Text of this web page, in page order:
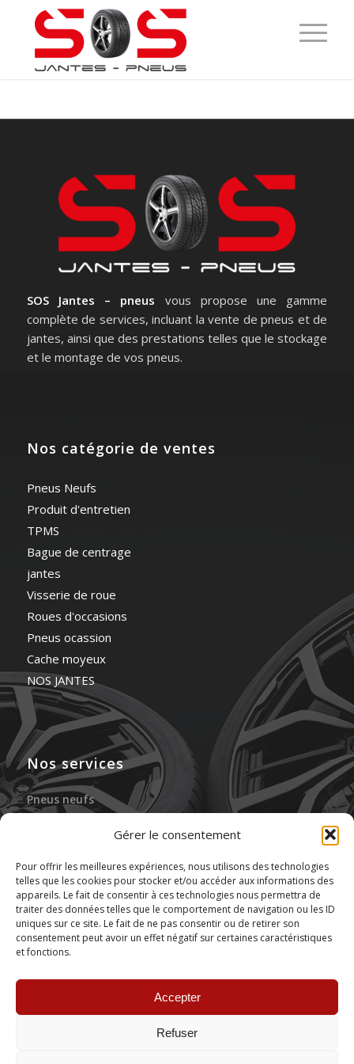
Gérer le consentement
Pour offrir les meilleures expériences, nous utilisons des technologies
telles que les cookies pour stocker et/ou accéder aux informations des
appareils. Le fait de consentir à ces technologies nous permettra de
traiter des données telles que le comportement de navigation ou les ID
uniques sur ce site. Le fait de ne pas consentir ou de retirer son
consentement peut avoir un effet négatif sur certaines caractéristiques
et fonctions.
Accepter
Refuser
SOS Jantes – pneus vous propose une gamme
complète de services, incluant la vente de pneus et de
jantes, ainsi que des prestations telles que le stockage
et le montage de vos pneus.
Nos catégorie de ventes
Pneus Neufs
Produit d'entretien
TPMS
Bague de centrage
jantes
Visserie de roue
Roues d'occasions
Pneus ocassion
Cache moyeux
NOS JANTES
Nos services
Pneus neufs
Gonflage à l’azote
Réparation des pneus
Stockage de pneus
Montage de pneus